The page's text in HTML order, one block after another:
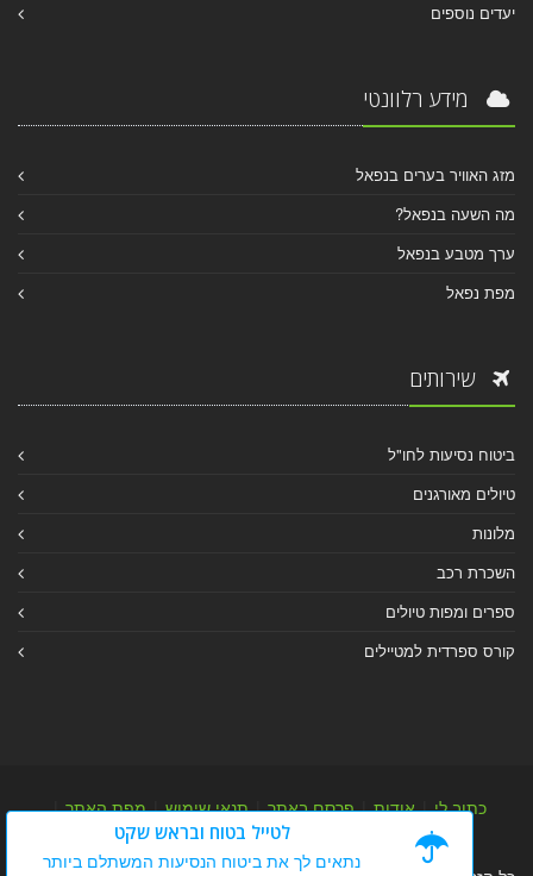
יעדים נוספים
מידע רלוונטי
מזג האוויר בערים בנפאל
מה השעה בנפאל?
ערך מטבע בנפאל
מפת נפאל
שירותים
ביטוח נסיעות לחו"ל
טיולים מאורגנים
מלונות
השכרת רכב
ספרים ומפות טיולים
קורס ספרדית למטיילים
כתוב לי|אודות|פרסם באתר|תנאי שימוש|מפת האתר|
מפת אלבום|מפת מאמרי מידע
לטייל בטוח ובראש שקט
נתאים לך את ביטוח הנסיעות המשתלם ביותר